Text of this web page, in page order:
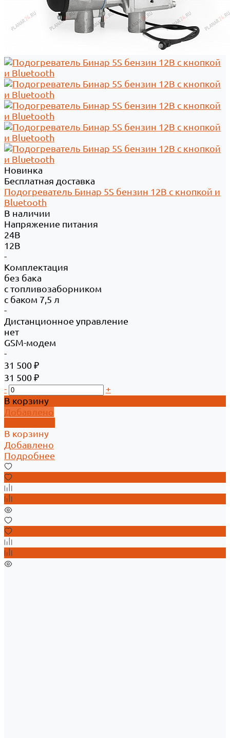
Новинка
Бесплатная доставка
Подогреватель Бинар 5S бензин 12В с кнопкой и
Bluetooth
В наличии
Напряжение питания
24В
12В
-
Комплектация
без бака
с топливозаборником
с баком 7,5 л
-
Дистанционное управление
нет
GSM-модем
-
31 500 ₽
31 500 ₽
-
+
В корзину
Добавлено
В корзину
Добавлено
Подробнее